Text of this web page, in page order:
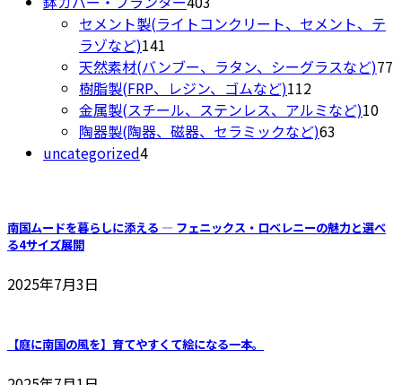
ー
か
ら
選
択
シ
ョ
は
商
品
ペ
ら
す
品
の
商
品
個
商
品
セメント製(ライトコンクリート、セメント、テ
ラゾなど)141
個
の
商
品
天然素材(バンブー、ラタン、シーグラスなど)77
樹脂製(FRP、レジン、ゴムなど)112112
個
の
金属製(スチール、ステンレス、アルミなど)1010
陶器製(陶器、磁器、セラミックなど)63
uncategorized44
品
南国ムードを暮らしに添える ― フェニックス・ロベレニーの魅力と選べ
る4サイズ展開
2025年7月3日
【庭に南国の風を】育てやすくて絵になる一本。